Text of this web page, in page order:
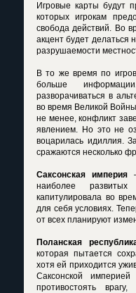
Игровые карты будут
которых игрокам
свобода действий. Во
акцент будет делаться
разрушаемости
В то же время по
больше
разворачиваться в
во время Великой
не менее, конфликт
явлением. Но это не
воцарилась идиллия.
сражаются несколько
Саксонская империя
наиболее развитых
капитулировала во
для себя условиях.
от всех планируют
Поланская
которая пытается
хотя ей приходится
Саксонской
противостоять